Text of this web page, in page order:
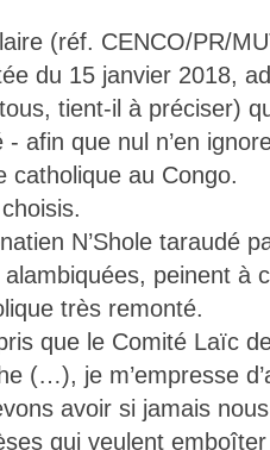
(réf. CENCO/PR/
du 15 janvier 2018,
tient-il à préciser)
afin que nul n’en
catholique au Congo.
N’Shole taraudé
peinent à
très remonté.
que le Comité Laïc
(…), je m’empresse
avoir si jamais
qui veulent